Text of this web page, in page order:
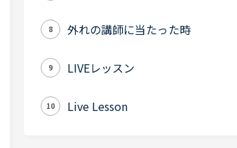
8 外れの講師に当たった時
9 LIVEレッスン
10 Live Lesson